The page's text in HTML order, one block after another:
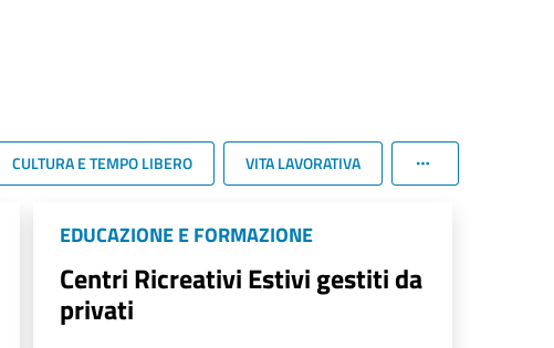
CULTURA E TEMPO LIBERO VITA LAVORATIVA
EDUCAZIONE E FORMAZIONE
Centri Ricreativi Estivi gestiti da
privati